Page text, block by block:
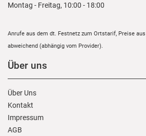
Montag - Freitag, 10:00 - 18:00
Anrufe aus dem dt. Festnetz zum Ortstarif, Preise
abweichend (abhängig vom Provider).
Über uns
Über Uns
Kontakt
Impressum
AGB